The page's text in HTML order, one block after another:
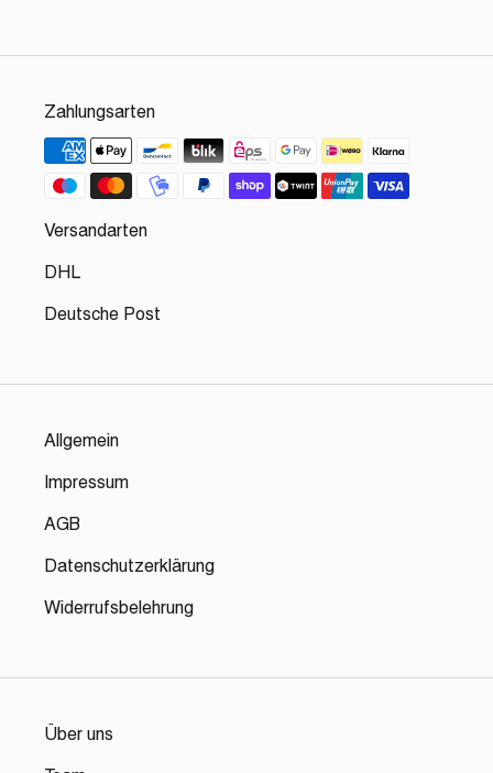
Zahlungsarten
Versandarten
DHL
Deutsche Post
Allgemein
Impressum
AGB
Datenschutzerklärung
Widerrufsbelehrung
Über uns